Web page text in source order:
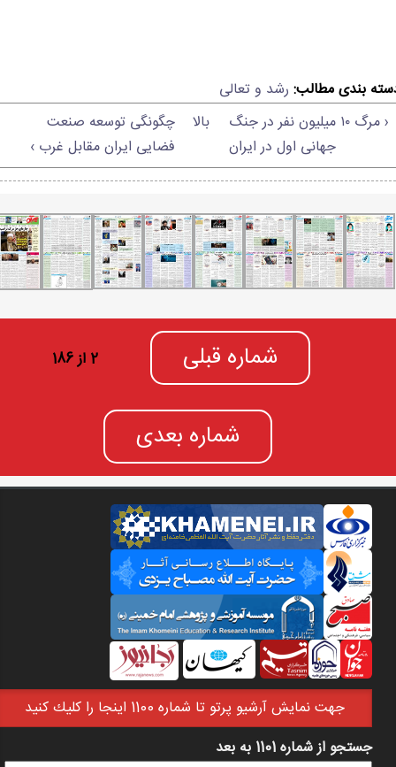
بندی مطالب: رشد و تعالی
‹ مرگ ۱۰ میلیون نفر در جنگ
جهانی اول در ایران
بالا
چگونگی توسعه صنعت
فضایی ایران مقابل غرب ›
شماره قبلی 2 از 186
شماره بعدی
جهت نمايش آرشيو پرتو تا شماره 1100 اينجا را كليك كنيد
جستجو از شماره 1101 به بعد